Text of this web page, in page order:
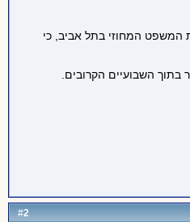
המשפט המחוזי בתל אביב, כי
בתוך השבועיים הקרובים.
#
2